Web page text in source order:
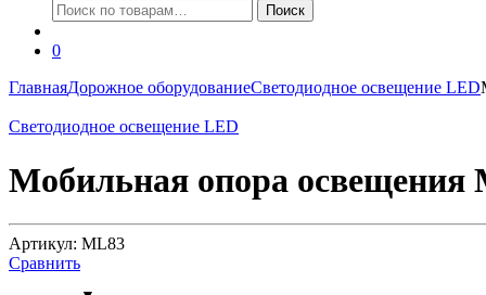
Искать:
Поиск
0
ГлавнаяДорожное оборудованиеСветодиодное освещение LED
Светодиодное освещение LED
Мобильная опора
Артикул: ML83
Сравнить